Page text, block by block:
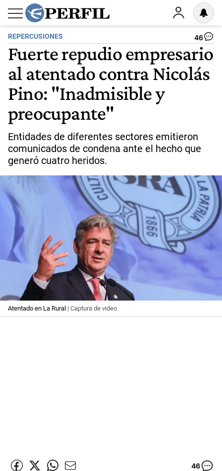
REPERCUSIONES 46
Fuerte repudio empresario
al atentado contra Nicolás
Pino: "Inadmisible y
preocupante"
Entidades de diferentes sectores emitieron
comunicados de condena ante el hecho que
generó cuatro heridos.
Atentado en La Rural | Captura de video
46